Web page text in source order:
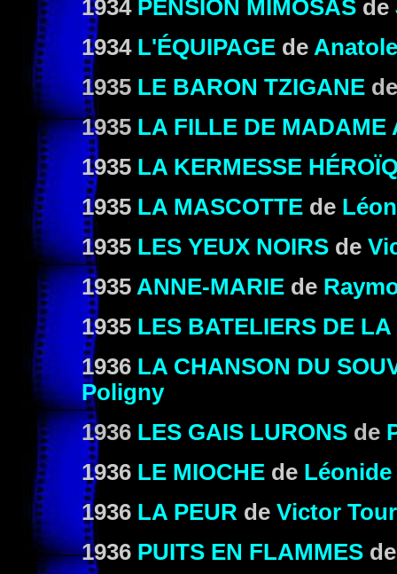
1934 PENSION MIMOSAS de
1934 L'ÉQUIPAGE de
1935 LE BARON TZIGANE
1935 LA FILLE DE MADAME
1935 LA KERMESSE
1935 LA MASCOTTE de
1935 LES YEUX NOIRS de
1935 ANNE-MARIE de
1935 LES BATELIERS DE
1936 LA CHANSON DU
Poligny
1936 LES GAIS LURONS de
1936 LE MIOCHE de
1936 LA PEUR de Victor
1936 PUITS EN FLAMMES